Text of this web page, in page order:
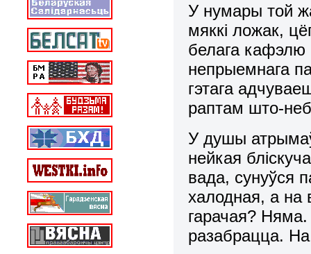
У нумары той
мяккі ложак,
белага кафэлю
непрыемнага
гэтага
раптам што-
У душы
нейкая
вада, сунуўся
халодная, а на
гарачая?
разабрацца.